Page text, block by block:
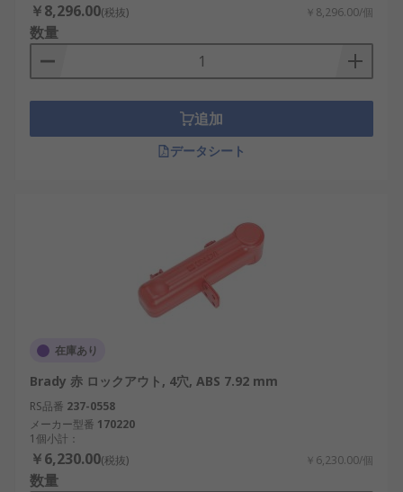
ボールバルブロックアウトは、バルブの開動作を防
止するために使用します。 レバーをクランプして、
ハンドルが回転しないように設計されています。 取
回路ブレーカのロックアウト
されます。 電気回路の作業に携わる人に欠かせませ
ケーブルロックアウト
です。 複数のアイテムを分離する必要がある場合な
どです。 ケーブルは機器の周囲に取り付け可能で、
安全南京錠が取り付けられています。
ロックアウト用ハスプ（掛け金）
ロックアウト用ハスプは、 LOTO （ロックアウトタ
￥8,296.00(税抜) ￥8,296.00/個
数量
追加
データシート
在庫あり
Brady 赤 ロックアウト, 4穴, ABS 7.92 mm
RS品番 237-0558
メーカー型番 170220
1個小計：
￥6,230.00(税抜) ￥6,230.00/個
数量